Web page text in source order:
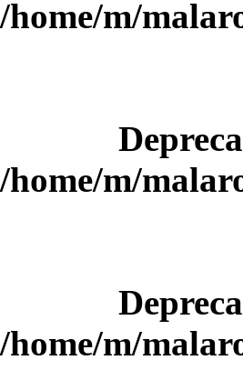
/home/m/
/home/m/
/home/m/